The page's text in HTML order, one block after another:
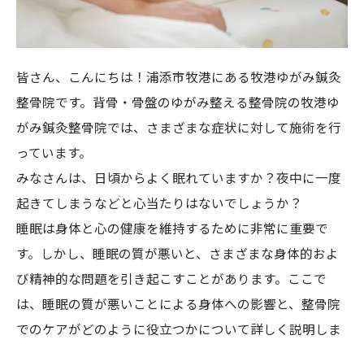
皆さん、こんにちは！浦添市牧港にある牧港ゆがみ鍼灸
整骨院です。背骨・骨盤のゆがみ整える整骨院の牧港ゆ
がみ鍼灸整骨院では、さまざまな症状に対して施術を行
っています。
みなさんは、日頃からよく眠れていますか？夜中に一度
起きてしまうなどと心当たりはないでしょうか？
睡眠は身体と心の健康を維持するために非常に重要で
す。しかし、睡眠の質が悪いと、さまざまな身体的およ
び精神的な問題を引き起こすことがあります。ここで
は、睡眠の質が悪いことによる身体への影響と、整骨院
でのケアがどのように役立つかについて詳しく説明しま